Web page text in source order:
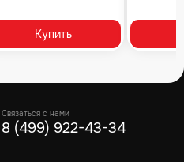
Купить
Связаться с нами
8 (499) 922-43-34